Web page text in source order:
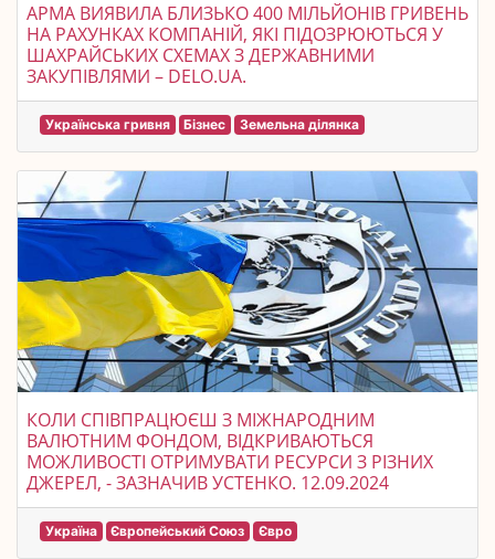
АРМА ВИЯВИЛА БЛИЗЬКО 400 МІЛЬЙОНІВ ГРИВЕНЬ
НА РАХУНКАХ КОМПАНІЙ, ЯКІ ПІДОЗРЮЮТЬСЯ У
ШАХРАЙСЬКИХ СХЕМАХ З ДЕРЖАВНИМИ
ЗАКУПІВЛЯМИ – DELO.UA.
Українська гривня Бізнес Земельна ділянка
КОЛИ СПІВПРАЦЮЄШ З МІЖНАРОДНИМ
ВАЛЮТНИМ ФОНДОМ, ВІДКРИВАЮТЬСЯ
МОЖЛИВОСТІ ОТРИМУВАТИ РЕСУРСИ З РІЗНИХ
ДЖЕРЕЛ, - ЗАЗНАЧИВ УСТЕНКО. 12.09.2024
Україна Європейський Союз Євро